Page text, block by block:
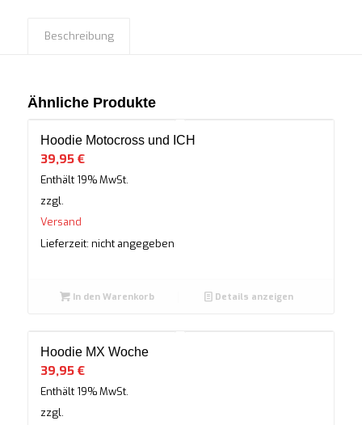
Beschreibung
Ähnliche Produkte
Hoodie Motocross und ICH
39,95 €
Enthält 19% MwSt.
zzgl.
Versand
Lieferzeit: nicht angegeben
In den Warenkorb Details anzeigen
Hoodie MX Woche
39,95 €
Enthält 19% MwSt.
zzgl.